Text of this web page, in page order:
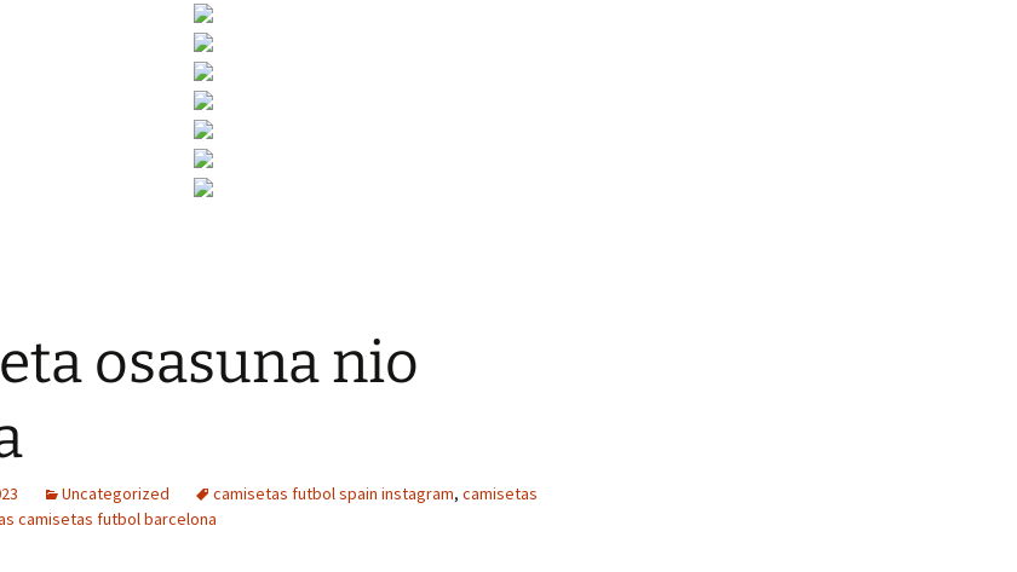
osasuna nio
Uncategorized camisetas futbol spain instagram, camisetas
camisetas futbol barcelona